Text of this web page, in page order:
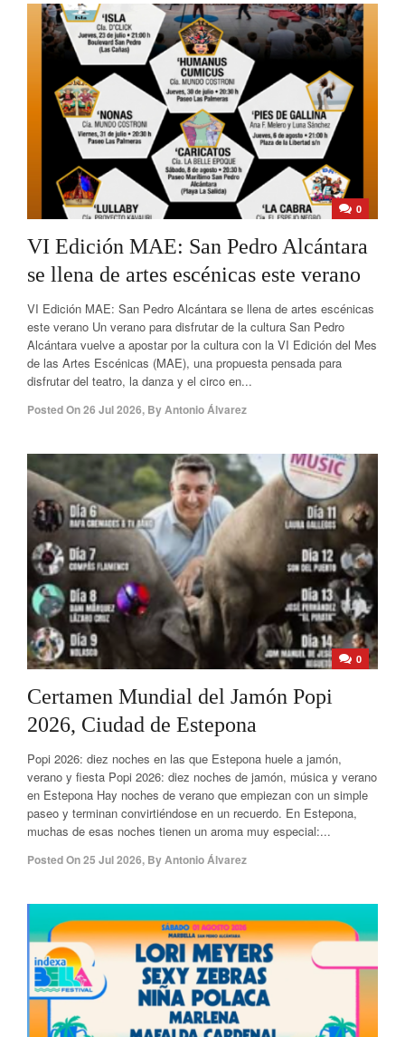
0
VI Edición MAE: San Pedro Alcántara
se llena de artes escénicas este verano
VI Edición MAE: San Pedro Alcántara se llena de artes escénicas
este verano Un verano para disfrutar de la cultura San Pedro
Alcántara vuelve a apostar por la cultura con la VI Edición del Mes
de las Artes Escénicas (MAE), una propuesta pensada para
disfrutar del teatro, la danza y el circo en...
Posted On26 Jul 2026, ByAntonio Álvarez
0
Certamen Mundial del Jamón Popi
2026, Ciudad de Estepona
Popi 2026: diez noches en las que Estepona huele a jamón,
verano y fiesta Popi 2026: diez noches de jamón, música y verano
en Estepona Hay noches de verano que empiezan con un simple
paseo y terminan convirtiéndose en un recuerdo. En Estepona,
muchas de esas noches tienen un aroma muy especial:...
Posted On25 Jul 2026, ByAntonio Álvarez